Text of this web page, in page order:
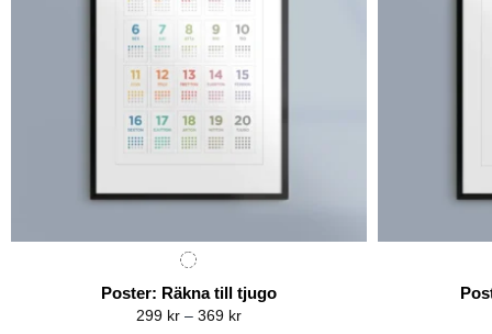
Poster: Räkna till tjugo
299 kr – 369 krPrice